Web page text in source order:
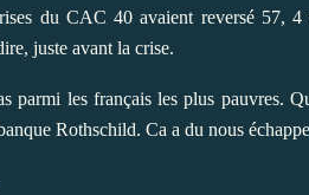
du CAC 40 avaient reversé 57, 4
juste avant la crise.
parmi les français les plus pauvres.
Rothschild. Ca a du nous